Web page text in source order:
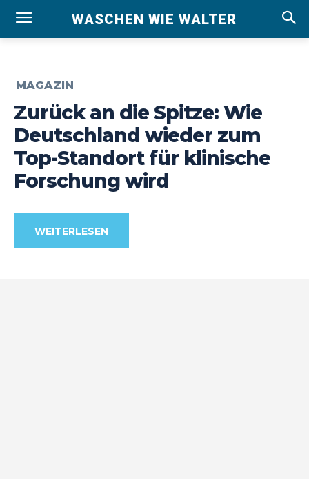
WASCHEN WIE WALTER
MAGAZIN
Zurück an die Spitze: Wie
Deutschland wieder zum
Top-Standort für klinische
Forschung wird
WEITERLESEN